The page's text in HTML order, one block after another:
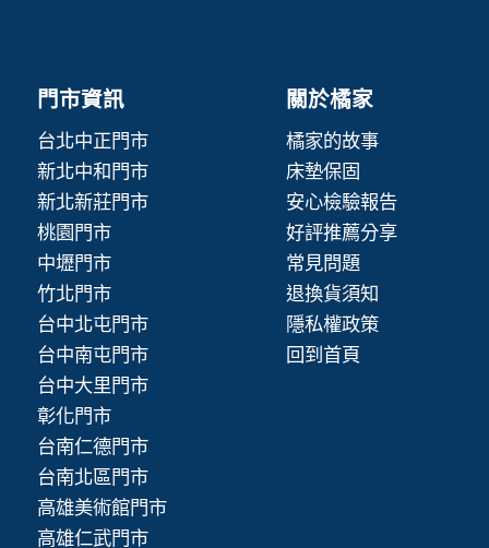
門市資訊
台北中正門市
新北中和門市
新北新莊門市
桃園門市
中壢門市
竹北門市
台中北屯門市
台中南屯門市
台中大里門市
彰化門市
台南仁德門市
台南北區門市
高雄美術館門市
高雄仁武門市
關於橘家
橘家的故事
床墊保固
安心檢驗報告
好評推薦分享
常見問題
退換貨須知
隱私權政策
回到首頁